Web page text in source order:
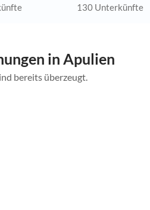
130 Unterkünfte
in Apulien
bereits überzeugt.